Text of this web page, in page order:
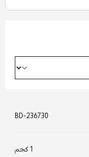
BD-236730
1 كجم